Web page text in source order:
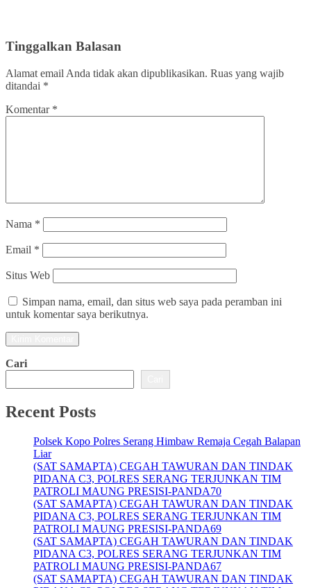
Tinggalkan Balasan
Alamat email Anda tidak akan dipublikasikan. Ruas yang wajib
ditandai *
Komentar *
Nama *
Email *
Situs Web
Simpan nama, email, dan situs web saya pada peramban ini
untuk komentar saya berikutnya.
Cari
Recent Posts
Polsek Kopo Polres Serang Himbaw Remaja Cegah Balapan
Liar
(SAT SAMAPTA) CEGAH TAWURAN DAN TINDAK
PIDANA C3, POLRES SERANG TERJUNKAN TIM
PATROLI MAUNG PRESISI-PANDA70
(SAT SAMAPTA) CEGAH TAWURAN DAN TINDAK
PIDANA C3, POLRES SERANG TERJUNKAN TIM
PATROLI MAUNG PRESISI-PANDA69
(SAT SAMAPTA) CEGAH TAWURAN DAN TINDAK
PIDANA C3, POLRES SERANG TERJUNKAN TIM
PATROLI MAUNG PRESISI-PANDA67
(SAT SAMAPTA) CEGAH TAWURAN DAN TINDAK